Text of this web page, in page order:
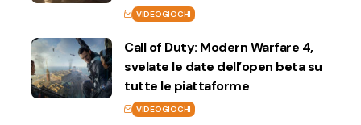
VIDEOGIOCHI
Call of Duty: Modern Warfare 4,
svelate le date dell’open beta su
tutte le piattaforme
VIDEOGIOCHI